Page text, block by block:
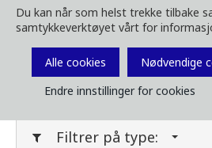
Du kan når som helst trekke tilbake
samtykkeverktøyet vårt for
Alle cookies
Nødvendige
Endre innstillinger for cookies
kundemagasin og annet
type eller kategori i
Filter media
Filtrer på type: